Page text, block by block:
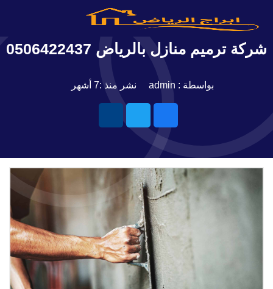
شركة ترميم منازل بالرياض 0506422437
بواسطة : admin نشر منذ :7 أشهر